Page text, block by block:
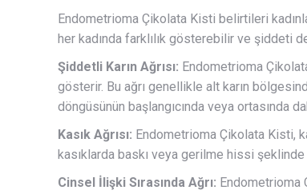
Endometrioma Çikolata Kisti belirtileri
her kadında farklılık gösterebilir ve şiddeti
Şiddetli Karın Ağrısı: Endometrioma
gösterir. Bu ağrı genellikle alt karın
döngüsünün başlangıcında veya ortasında
Kasık Ağrısı: Endometrioma Çikolata Kisti,
kasıklarda baskı veya gerilme hissi
Cinsel İlişki Sırasında Ağrı: Endometrioma